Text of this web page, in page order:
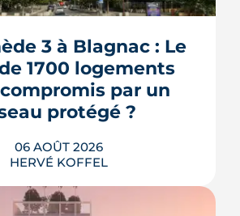
3 à Blagnac : Le
1700 logements
par un
protégé ?
06 AOÛT 2026
HERVÉ KOFFEL